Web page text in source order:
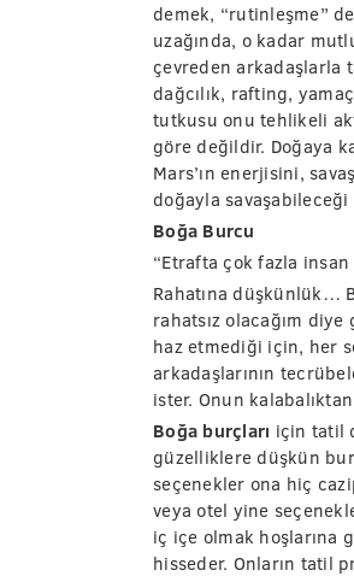
demek, “rutinleşme”
uzağında, o kadar
çevreden arkadaşlarla
dağcılık, rafting,
tutkusu onu tehlikeli
göre değildir. Doğaya
Mars’ın enerjisini,
doğayla
Boğa Burcu
“Etrafta çok fazla
Rahatına düşkünlük…
rahatsız olacağım
haz etmediği için, her
arkadaşlarının
ister. Onun kalabalıktan
Boğa burçları için tatil
güzelliklere düşkün
seçenekler ona hiç
veya otel yine
iç içe olmak hoşlarına
hisseder. Onların tatil